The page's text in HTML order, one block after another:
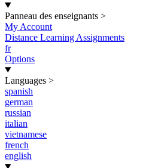
Panneau des enseignants >
My Account
Distance Learning Assignments
fr
Options
Languages >
spanish
german
russian
italian
vietnamese
french
english